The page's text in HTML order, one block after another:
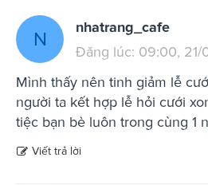
N
nhatrang_cafe
Đăng lúc: 09:00, 21/
Mình thấy nên tinh giảm lễ
người ta kết hợp lễ hỏi cưới
tiệc bạn bè luôn trong cùng 1
Viết trả lời